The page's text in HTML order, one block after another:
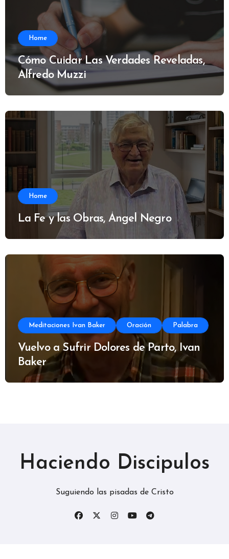
Home
Cómo Cuidar Las Verdades Reveladas,
Alfredo Muzzi
Home
La Fe y las Obras, Ángel Negro
Meditaciones Ivan Baker Oración Palabra
Vuelvo a Sufrir Dolores de Parto, Ivan
Baker
Haciendo Discipulos
Suguiendo las pisadas de Cristo